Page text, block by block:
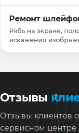
Ремонт
Рябь на экране,
искажения
Отзывы
Отзывы клиентов
сервисном центре